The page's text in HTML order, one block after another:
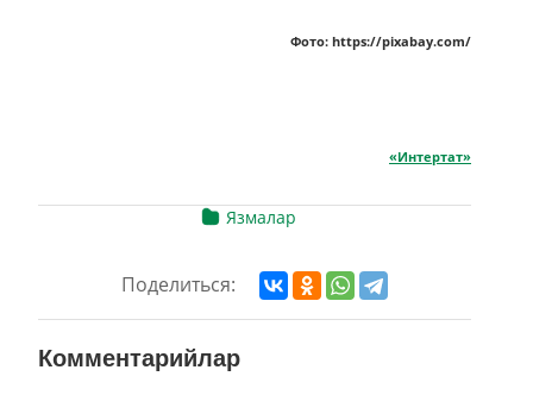
Фото: https://pixabay.com/
«Интертат»
Язмалар
Поделиться:
Комментарийлар